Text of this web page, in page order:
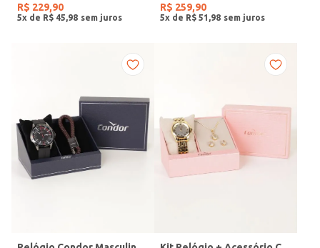
R$ 229,90
5x de R$ 45 98
R$ 259,90
5x de R$ 51 98